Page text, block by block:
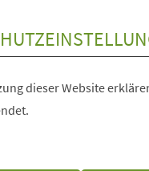
dieser Website